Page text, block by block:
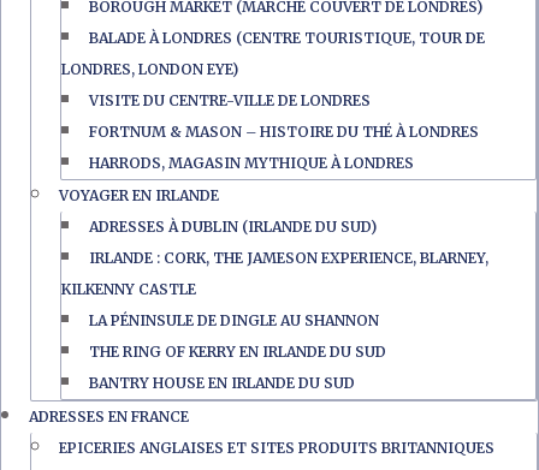
BOROUGH MARKET (MARCHÉ COUVERT DE LONDRES)
BALADE À LONDRES (CENTRE TOURISTIQUE, TOUR DE
LONDRES, LONDON EYE)
VISITE DU CENTRE-VILLE DE LONDRES
FORTNUM & MASON – HISTOIRE DU THÉ À LONDRES
HARRODS, MAGASIN MYTHIQUE À LONDRES
VOYAGER EN IRLANDE
ADRESSES À DUBLIN (IRLANDE DU SUD)
IRLANDE : CORK, THE JAMESON EXPERIENCE, BLARNEY,
KILKENNY CASTLE
LA PÉNINSULE DE DINGLE AU SHANNON
THE RING OF KERRY EN IRLANDE DU SUD
BANTRY HOUSE EN IRLANDE DU SUD
ADRESSES EN FRANCE
EPICERIES ANGLAISES ET SITES PRODUITS BRITANNIQUES